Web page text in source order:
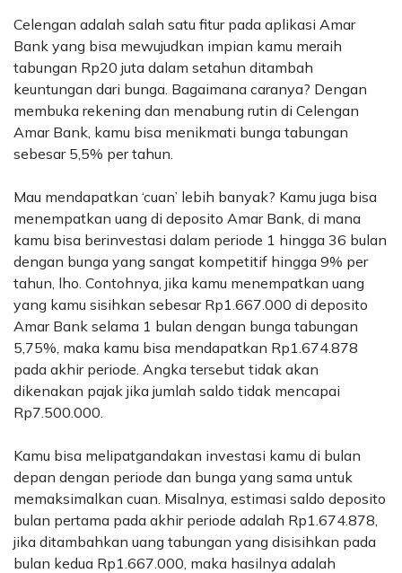
Celengan adalah salah satu fitur pada aplikasi Amar
Bank yang bisa mewujudkan impian kamu meraih
tabungan Rp20 juta dalam setahun ditambah
keuntungan dari bunga. Bagaimana caranya? Dengan
membuka rekening dan menabung rutin di Celengan
Amar Bank, kamu bisa menikmati bunga tabungan
sebesar 5,5% per tahun.
Mau mendapatkan ‘cuan’ lebih banyak? Kamu juga bisa
menempatkan uang di deposito Amar Bank, di mana
kamu bisa berinvestasi dalam periode 1 hingga 36 bulan
dengan bunga yang sangat kompetitif hingga 9% per
tahun, lho. Contohnya, jika kamu menempatkan uang
yang kamu sisihkan sebesar Rp1.667.000 di deposito
Amar Bank selama 1 bulan dengan bunga tabungan
5,75%, maka kamu bisa mendapatkan Rp1.674.878
pada akhir periode. Angka tersebut tidak akan
dikenakan pajak jika jumlah saldo tidak mencapai
Rp7.500.000.
Kamu bisa melipatgandakan investasi kamu di bulan
depan dengan periode dan bunga yang sama untuk
memaksimalkan cuan. Misalnya, estimasi saldo deposito
bulan pertama pada akhir periode adalah Rp1.674.878,
jika ditambahkan uang tabungan yang disisihkan pada
bulan kedua Rp1.667.000, maka hasilnya adalah